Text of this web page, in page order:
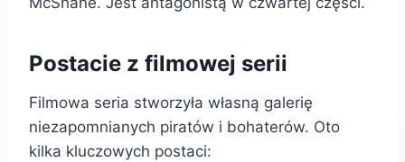
Postacie z filmowej serii
Filmowa seria stworzyła własną galerię
niezapomnianych piratów i bohaterów. Oto
kilka kluczowych postaci: